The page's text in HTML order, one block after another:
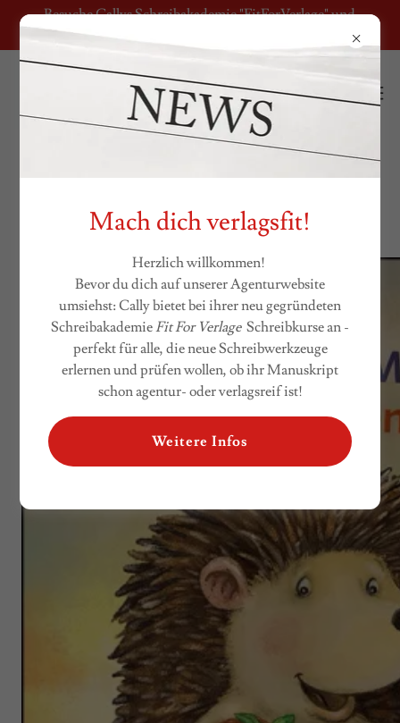
Besuche Callys Schreibakademie "FitForVerlage" und
mach dein Manuskript verlagsfit!
Angela Kommoß
Mach dich verlagsfit!
Herzlich willkommen!
Bevor du dich auf unserer Agenturwebsite
umsiehst: Cally bietet bei ihrer neu gegründeten
SchreibakademieFit For VerlageSchreibkurse an -
perfekt für alle, die neue Schreibwerkzeuge
erlernen und prüfen wollen, ob ihr Manuskript
schon agentur- oder verlagsreif ist!
Weitere Infos